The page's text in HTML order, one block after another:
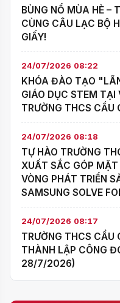
BÙNG NỔ MÙA HÈ –
CÙNG CÂU LẠC BỘ
GIẤY!
24/07/2026 08:22
KHÓA ĐÀO TẠO
GIÁO DỤC STEM
TRƯỜNG THCS CẦU
24/07/2026 08:18
TỰ HÀO TRƯỜNG
XUẤT SẮC GÓP
VÒNG PHÁT TRIỂN
SAMSUNG SOLVE
24/07/2026 08:17
TRƯỜNG THCS CẦU
THÀNH LẬP CÔNG
28/7/2026)